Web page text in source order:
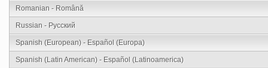
Romanian - Română
Russian - Русский
Spanish (European) - Español (Europa)
Spanish (Latin American) - Español (Latinoamerica)